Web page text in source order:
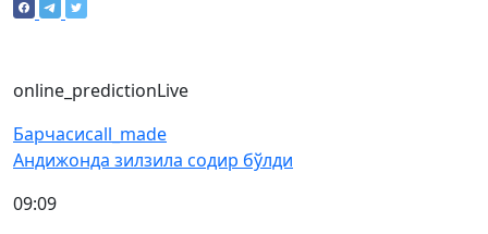
online_predictionLive
Барчасиcall_made
Андижонда зилзила содир бўлди
09:09